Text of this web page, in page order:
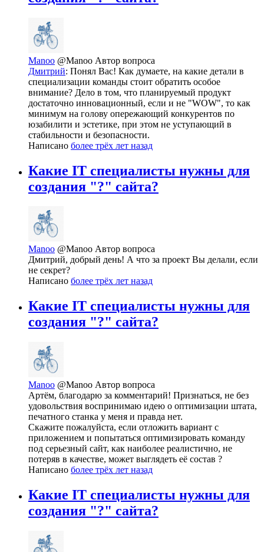
Manoo @Manoo Автор вопроса
Дмитрий: Понял Вас! Как думаете, на какие детали в
специализации команды стоит обратить особое
внимание? Дело в том, что планируемый продукт
достаточно инновационный, если и не "WOW", то как
минимум на голову опережающий конкурентов по
юзабилити и эстетике, при этом не уступающий в
стабильности и безопасности.
Написано более трёх лет назад
Какие IT специалисты нужны для
создания "?" сайта?
Manoo @Manoo Автор вопроса
Дмитрий, добрый день! А что за проект Вы делали, если
не секрет?
Написано более трёх лет назад
Какие IT специалисты нужны для
создания "?" сайта?
Manoo @Manoo Автор вопроса
Артём, благодарю за комментарий! Признаться, не без
удовольствия воспринимаю идею о оптимизации штата,
печатного станка у меня и правда нет.
Скажите пожалуйста, если отложить вариант с
приложением и попытаться оптимизировать команду
под серьезный сайт, как наиболее реалистично, не
потеряв в качестве, может выглядеть её состав ?
Написано более трёх лет назад
Какие IT специалисты нужны для
создания "?" сайта?